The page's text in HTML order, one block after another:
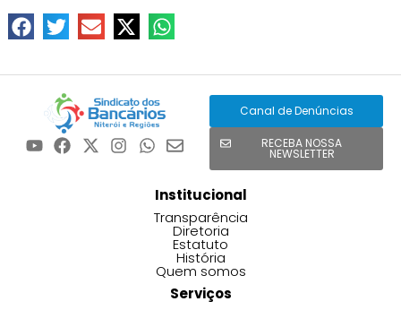
Canal de Denúncias
RECEBA NOSSA
NEWSLETTER
Institucional
Transparência
Diretoria
Estatuto
História
Quem somos
Serviços